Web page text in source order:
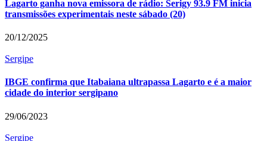
Lagarto ganha nova emissora de rádio: Serigy 93.9 FM inicia
transmissões experimentais neste sábado (20)
20/12/2025
Sergipe
IBGE confirma que Itabaiana ultrapassa Lagarto e é a maior
cidade do interior sergipano
29/06/2023
Sergipe